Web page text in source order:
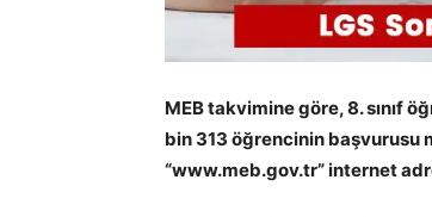
MEB takvimine göre, 8. sınıf
bin 313 öğrencinin başvurusu
“www.meb.gov.tr” internet